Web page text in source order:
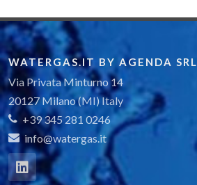
WATERGAS.IT BY AGENDA SRL
Via Privata Minturno 14
20127 Milano (MI) Italy
+39 345 281 0246
info@watergas.it